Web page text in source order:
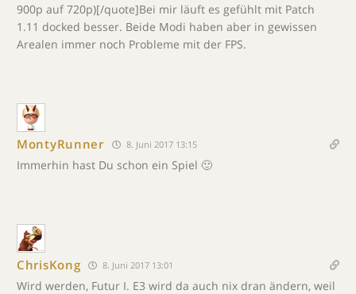
900p auf 720p)[/quote]Bei mir läuft es gefühlt mit Patch
1.11 docked besser. Beide Modi haben aber in gewissen
Arealen immer noch Probleme mit der FPS.
MontyRunner 8. Juni 2017 13:15
Immerhin hast Du schon ein Spiel 🙂
ChrisKong 8. Juni 2017 13:01
Wird werden, Futur I. E3 wird da auch nix dran ändern, weil